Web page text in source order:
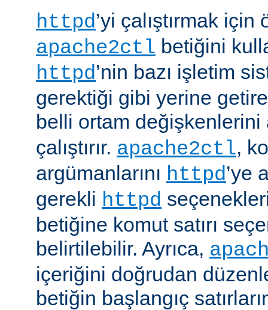
httpd’yi çalıştırmak
apache2ctl betiğini
httpd’nin bazı işletim
gerektiği gibi yerine
belli ortam
çalıştırır. apache2ctl,
argümanlarını httpd’ye
gerekli httpd
betiğine komut satırı
belirtilebilir. Ayrıca,
içeriğini doğrudan
betiğin başlangıç